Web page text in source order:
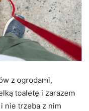
z ogrodami,
toaletę i zarazem
nie trzeba z nim